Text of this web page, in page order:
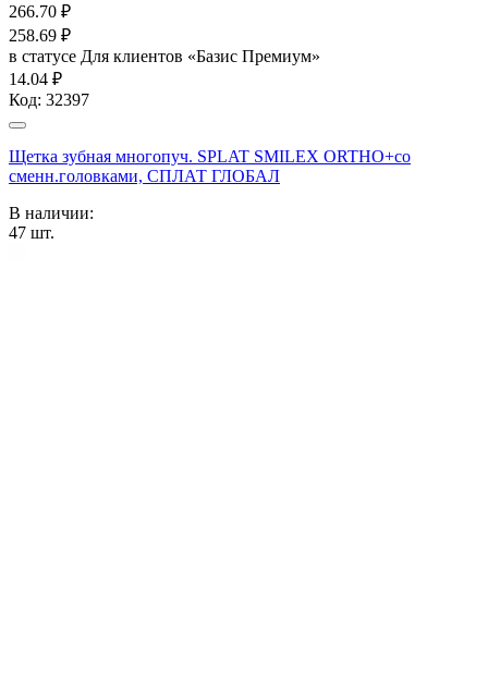
266.70 ₽
258.69 ₽
в статусе Для клиентов «Базис Премиум»
14.04 ₽
Код: 32397
Щетка зубная многопуч. SPLAT SMILEX ORTHO+со
сменн.головками, СПЛАТ ГЛОБАЛ
В наличии:
47 шт.